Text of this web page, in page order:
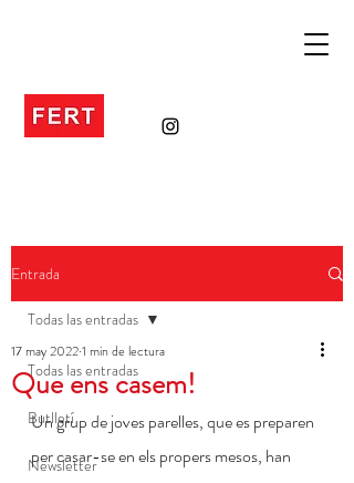
Entrada
Todas las entradas
Butlletí
Newsletter
Todas las entradas
Que ens casem!
17 may 20221 min de lectura
Un grup de joves parelles, que es preparen
per casar-se en els propers mesos, han